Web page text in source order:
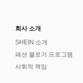
회사 소개
SHEIN 소개
패션 블로거 프로그램
사회적 책임